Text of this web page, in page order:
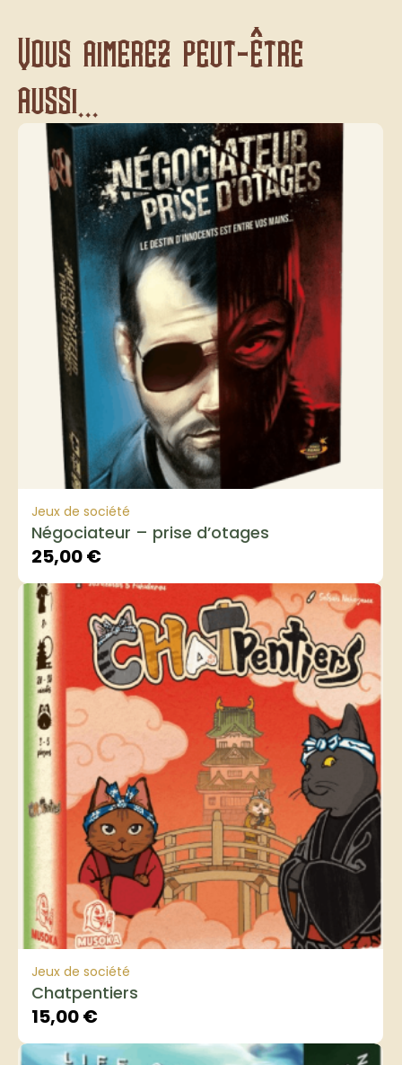
Vous aimerez peut-être
aussi...
Jeux de société
Négociateur – prise d’otages
25,00€
Jeux de société
Chatpentiers
15,00€